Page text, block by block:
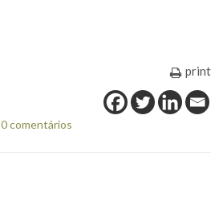
print
0 comentários